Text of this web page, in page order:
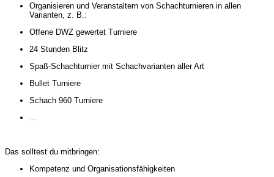
Organisieren und Veranstaltern von Schachturnieren in allen
Varianten, z. B.:
Offene DWZ gewertet Turniere
24 Stunden Blitz
Spaß-Schachturnier mit Schachvarianten aller Art
Bullet Turniere
Schach 960 Turniere
Das solltest du mitbringen:
Kompetenz und Organisationsfähigkeiten